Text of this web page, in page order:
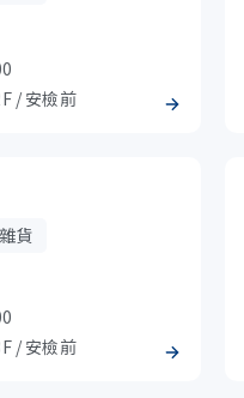
/ 安檢前
貨
/ 安檢前